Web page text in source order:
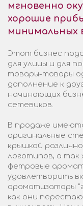
мгновенно
хорошие
минимальных
Этот бизнес
для улицы и для
товары-товары
дополнение к
начинающих
сетевиков.
В продаже
оригинальные
крышкой
логотипов, а так
фетровые
удовлетворить
ароматизаторы
как они